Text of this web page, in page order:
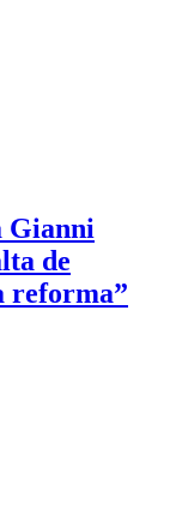
Gianni
de
reforma”